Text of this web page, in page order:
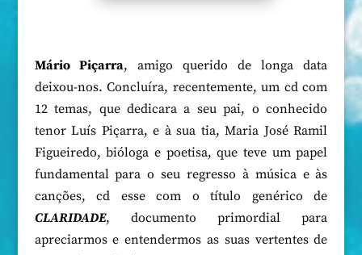
Mário Piçarra, amigo querido de longa data
deixou-nos. Concluíra, recentemente, um cd com
12 temas, que dedicara a seu pai, o conhecido
tenor Luís Piçarra, e à sua tia, Maria José Ramil
Figueiredo, bióloga e poetisa, que teve um papel
fundamental para o seu regresso à música e às
canções, cd esse com o título genérico de
CLARIDADE, documento primordial para
apreciarmos e entendermos as suas vertentes de